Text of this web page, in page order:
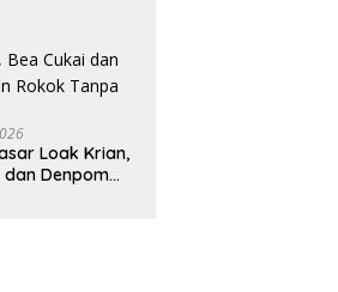
Molyo Cipto
Loak Krian,
dan Denpom